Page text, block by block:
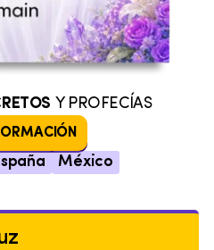
Y PROFECÍAS
México